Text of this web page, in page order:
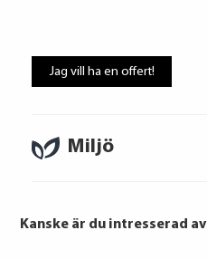
Miljö
Ränta
Jag vill ha en offert!
Kanske är du intresserad av